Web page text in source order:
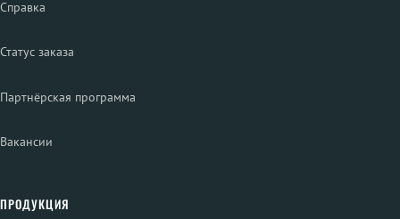
Справка
Статус заказа
Партнёрская программа
Вакансии
ПРОДУКЦИЯ